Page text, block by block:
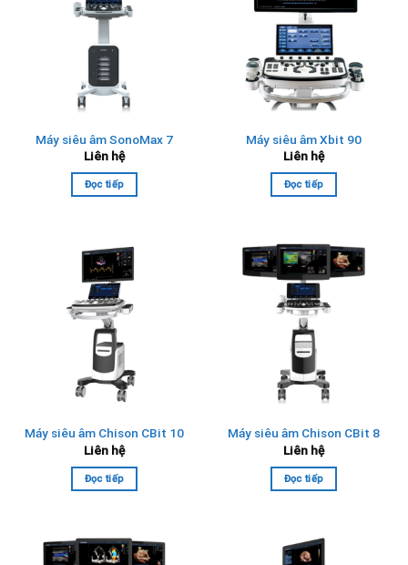
Máy siêu âm SonoMax 7
Liên hệ
Đọc tiếp
Máy siêu âm Xbit 90
Liên hệ
Đọc tiếp
Máy siêu âm Chison CBit 10
Liên hệ
Đọc tiếp
Máy siêu âm Chison CBit 8
Liên hệ
Đọc tiếp